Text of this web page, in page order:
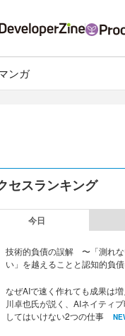
ンガ
セスランキング
今日
技術的負債の誤解 〜「測れな
い」を越えることと認知的負
なぜAIで速く作れても成果は
川卓也氏が説く、AIネイティ
してはいけない2つの仕事